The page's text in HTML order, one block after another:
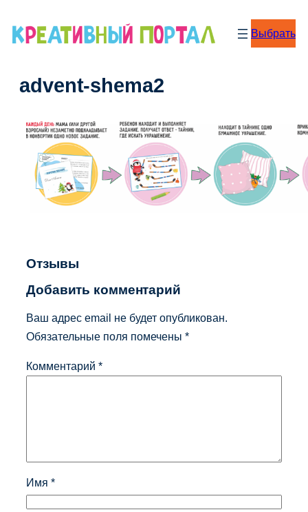
Выбрать
advent-shema2
Отзывы
Добавить комментарий
Ваш адрес email не будет опубликован.
Обязательные поля помечены *
Комментарий *
Имя *